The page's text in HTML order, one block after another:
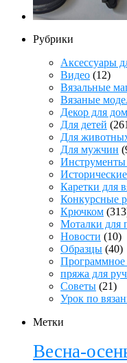
Рубрики
Аксессуары
Видео (12)
Вязальные
Вязаные
Декор для
Для детей
Для
Для мужчин
Инструменты
Каретки для
Конкурсные
Крючком
Моталки для
Новости (10)
Образцы (40)
Программное
пряжа для
Советы (21)
Урок по
Метки
Весна-